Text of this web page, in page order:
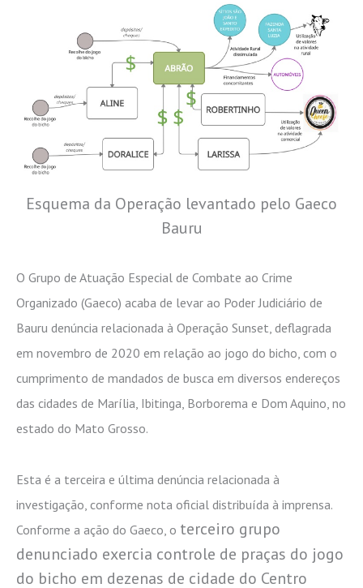
Esquema da Operação levantado pelo Gaeco
Bauru
O Grupo de Atuação Especial de Combate ao Crime
Organizado (Gaeco) acaba de levar ao Poder Judiciário de
Bauru denúncia relacionada à Operação Sunset, deflagrada
em novembro de 2020 em relação ao jogo do bicho, com o
cumprimento de mandados de busca em diversos endereços
das cidades de Marília, Ibitinga, Borborema e Dom Aquino, no
estado do Mato Grosso.
Esta é a terceira e última denúncia relacionada à
investigação, conforme nota oficial distribuída à imprensa.
Conforme a ação do Gaeco, o terceiro grupo
denunciado exercia controle de praças do jogo
do bicho em dezenas de cidade do Centro